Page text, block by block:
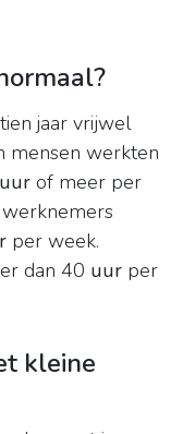
jaar vrijwel
mensen werkten
uur of meer per
werknemers
per week.
dan 40 uur per
kleine